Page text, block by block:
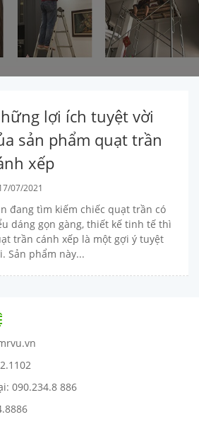
lợi ích tuyệt vời
sản phẩm quạt trần
xếp
07/2021
đang tìm kiếm chiếc quạt trần có
dáng gọn gàng, thiết kế tinh tế thì
trần cánh xếp là một gợi ý tuyệt
Sản phẩm này...
090.234.8 886